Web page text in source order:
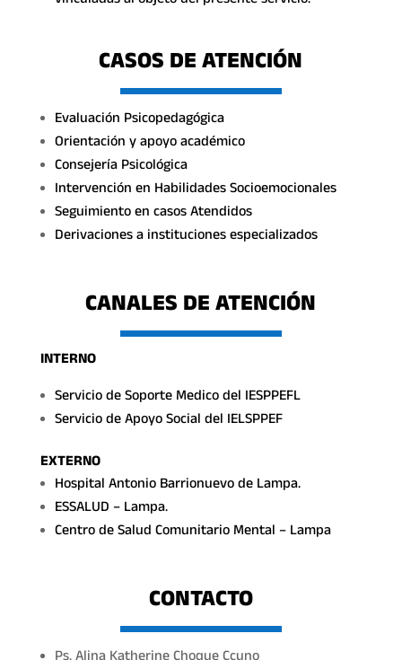
CASOS DE ATENCIÓN
Evaluación Psicopedagógica
Orientación y apoyo académico
Consejería Psicológica
Intervención en Habilidades Socioemocionales
Seguimiento en casos Atendidos
Derivaciones a instituciones especializados
CANALES DE ATENCIÓN
INTERNO
Servicio de Soporte Medico del IESPPEFL
Servicio de Apoyo Social del IELSPPEF
EXTERNO
Hospital Antonio Barrionuevo de Lampa.
ESSALUD – Lampa.
Centro de Salud Comunitario Mental – Lampa
CONTACTO